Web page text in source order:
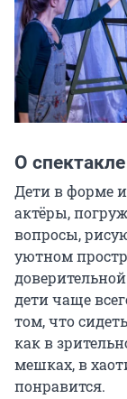
О спектакле
Дети в форме
актёры,
вопросы,
уютном
дети чаще
том, что
как в
мешках, в
понравится.